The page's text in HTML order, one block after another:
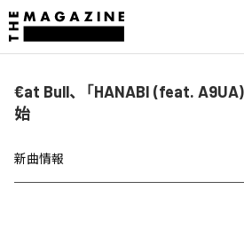
€at Bull、「HANABI (feat.
始
新曲情報